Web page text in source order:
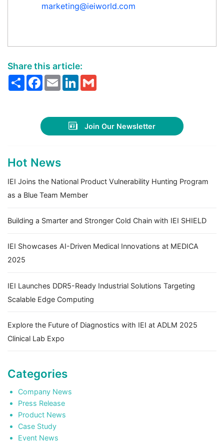
marketing@ieiworld.com
Share this article:
ShareFacebook
EmailLinkedIn
Join Our Newsletter
Hot News
IEI Joins the National Product Vulnerability Hunting Program
as a Blue Team Member
Building a Smarter and Stronger Cold Chain with IEI SHIELD
IEI Showcases AI-Driven Medical Innovations at MEDICA
2025
IEI Launches DDR5-Ready Industrial Solutions Targeting
Scalable Edge Computing
Explore the Future of Diagnostics with IEI at ADLM 2025
Clinical Lab Expo
Categories
Company News
Press Release
Product News
Case Study
Event News